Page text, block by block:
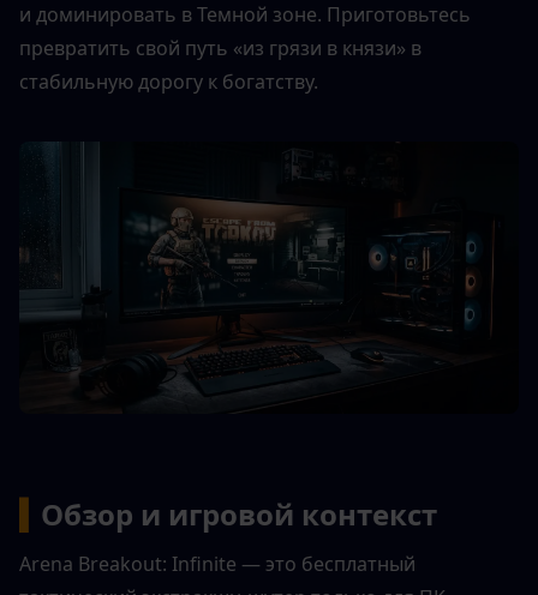
и доминировать в Темной зоне. Приготовьтесь
превратить свой путь «из грязи в князи» в
стабильную дорогу к богатству.
Обзор и игровой контекст
Arena Breakout: Infinite — это бесплатный